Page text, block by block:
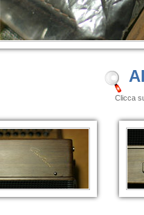
Clicca sulle